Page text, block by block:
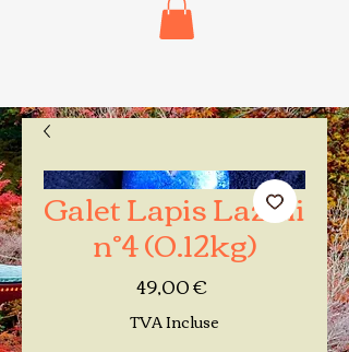
Galet Lapis Lazuli
n°4 (0.12kg)
49,00 €Prix
TVA Incluse